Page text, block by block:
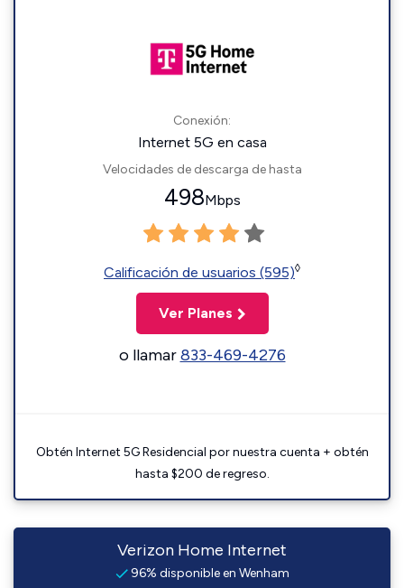
Conexión:
Internet 5G en casa
Velocidades de descarga de hasta
498Mbps
Calificación de usuarios (595)◊
Ver Planes
o llamar833-469-4276
Obtén Internet 5G Residencial por nuestra cuenta + obtén
hasta $200 de regreso.
Verizon Home Internet
96% disponible en Wenham